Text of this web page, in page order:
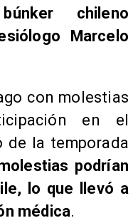
chileno
Marcelo
con molestias
en el
de la temporada
podrían
lo que llevó a
médica.